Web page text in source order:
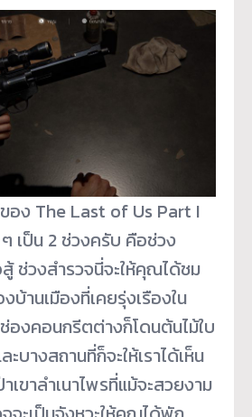
อง The Last of Us Part I
เป็น 2 ช่วงครับ คือช่วง
ช่วงสำรวจนี่จะให้คุณได้ชม
านเมืองที่เคยรุ่งเรืองใน
งคอนกรีตต่างก็โดนต้นไม้ใบ
บางสถานที่ก็จะให้เราได้เห็น
ขาลำเนาไพรที่แม้จะสวยงาม